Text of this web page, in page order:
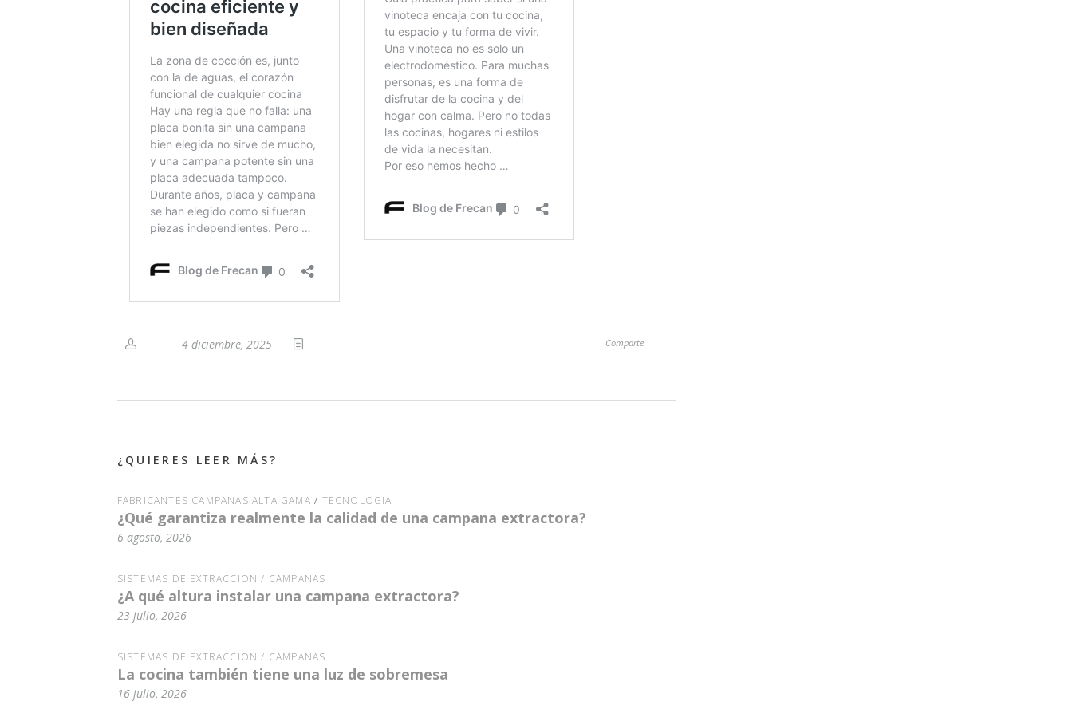
4 diciembre, 2025 Comparte
¿QUIERES LEER MÁS?
FABRICANTES CAMPANAS ALTA GAMA / TECNOLOGÍA
¿Qué garantiza realmente la calidad de una campana extractora?
6 agosto, 2026
SISTEMAS DE EXTRACCIÓN / CAMPANAS
¿A qué altura instalar una campana extractora?
23 julio, 2026
SISTEMAS DE EXTRACCIÓN / CAMPANAS
La cocina también tiene una luz de sobremesa
16 julio, 2026